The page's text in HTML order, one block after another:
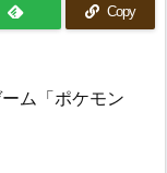
Copy
ム「ポケモン